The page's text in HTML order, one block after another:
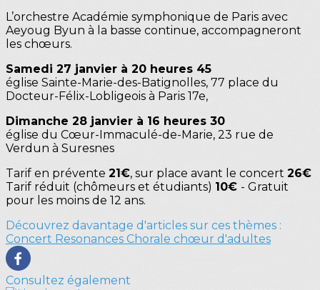
L’orchestre Académie symphonique de Paris avec
Aeyoug Byun à la basse continue, accompagneront
les chœurs.
Samedi 27 janvier à 20 heures 45
église Sainte-Marie-des-Batignolles, 77 place du
Docteur-Félix-Lobligeois à Paris 17e,
Dimanche 28 janvier à 16 heures 30
église du Cœur-Immaculé-de-Marie, 23 rue de
Verdun à Suresnes
Tarif en prévente 21€, sur place avant le concert 26€
Tarif réduit (chômeurs et étudiants) 10€ - Gratuit
pour les moins de 12 ans.
Découvrez davantage d'articles sur ces thèmes :
Concert Resonances Chorale chœur d'adultes
Consultez également